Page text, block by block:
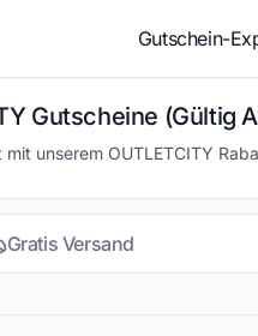
Gutschein-
Gutscheine (Gültig
unserem OUTLETCITY
Gratis Versand